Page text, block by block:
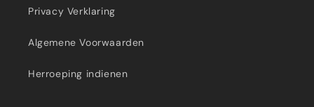
Privacy Verklaring
Algemene Voorwaarden
Herroeping indienen